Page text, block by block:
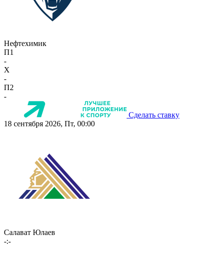
Нефтехимик
П1
-
X
-
П2
-
Сделать ставку
18 сентября 2026, Пт, 00:00
Салават Юлаев
-:-